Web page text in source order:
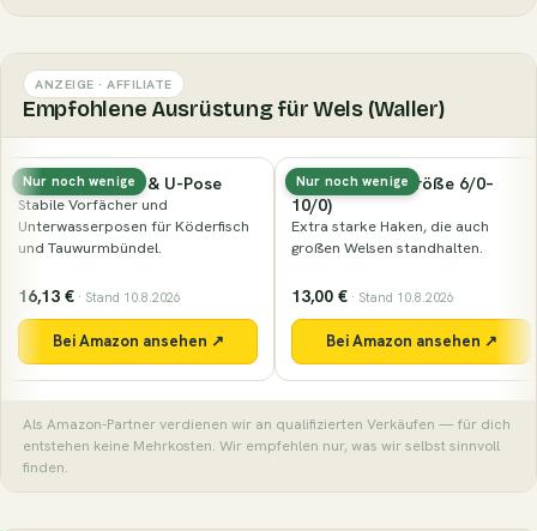
ANZEIGE · AFFILIATE
Empfohlene Ausrüstung für Wels (Waller)
Nur noch wenige
Wallerhaken (Größe 6/0–
10/0)
Extra starke Haken, die auch
großen Welsen standhalten.
13,00 € · Stand 10.8.2026
Bei Amazon ansehen ↗
Klopfholz (Clonk)
Das klassische Werkzeug, um
Welse mit dem typischen Klopfen
anzulocken.
21,99 € · Stand 10.8.2026
Bei Amazon ansehen ↗
Als Amazon-Partner verdienen wir an qualifizierten Verkäufen — für dich
entstehen keine Mehrkosten. Wir empfehlen nur, was wir selbst sinnvoll
finden.